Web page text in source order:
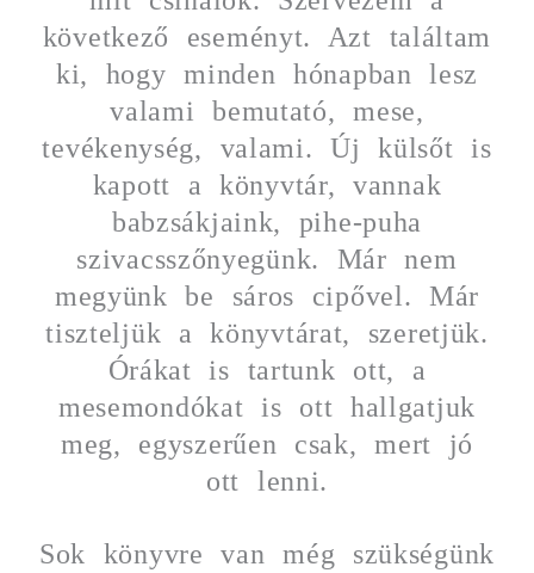
következő eseményt. Azt találtam
ki, hogy minden hónapban lesz
valami bemutató, mese,
tevékenység, valami. Új külsőt is
kapott a könyvtár, vannak
babzsákjaink, pihe-puha
szivacsszőnyegünk. Már nem
megyünk be sáros cipővel. Már
tiszteljük a könyvtárat, szeretjük.
Órákat is tartunk ott, a
mesemondókat is ott hallgatjuk
meg, egyszerűen csak, mert jó
ott lenni.
Sok könyvre van még szükségünk